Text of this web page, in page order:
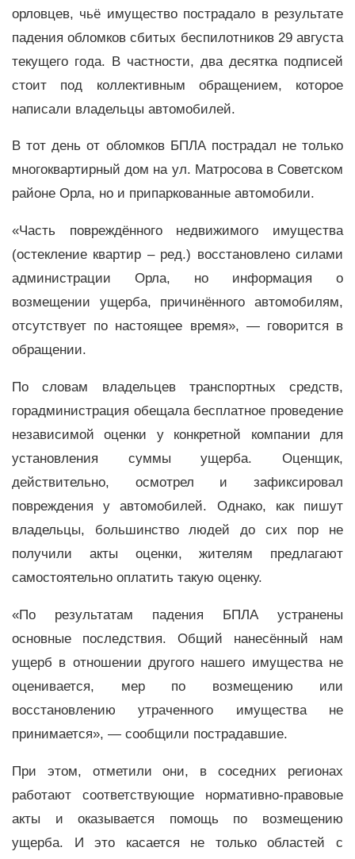
орловцев, чьё имущество пострадало в результате
падения обломков сбитых беспилотников 29 августа
текущего года. В частности, два десятка подписей
стоит под коллективным обращением, которое
написали владельцы автомобилей.
В тот день от обломков БПЛА пострадал не только
многоквартирный дом на ул. Матросова в Советском
районе Орла, но и припаркованные автомобили.
«Часть повреждённого недвижимого имущества
(остекление квартир – ред.) восстановлено силами
администрации Орла, но информация о
возмещении ущерба, причинённого автомобилям,
отсутствует по настоящее время», — говорится в
обращении.
По словам владельцев транспортных средств,
горадминистрация обещала бесплатное проведение
независимой оценки у конкретной компании для
установления суммы ущерба. Оценщик,
действительно, осмотрел и зафиксировал
повреждения у автомобилей. Однако, как пишут
владельцы, большинство людей до сих пор не
получили акты оценки, жителям предлагают
самостоятельно оплатить такую оценку.
«По результатам падения БПЛА устранены
основные последствия. Общий нанесённый нам
ущерб в отношении другого нашего имущества не
оценивается, мер по возмещению или
восстановлению утраченного имущества не
принимается», — сообщили пострадавшие.
При этом, отметили они, в соседних регионах
работают соответствующие нормативно-правовые
акты и оказывается помощь по возмещению
ущерба. И это касается не только областей с